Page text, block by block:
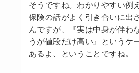
そうですね。わかりやすい例
保険の話がよく引き合いに出
んですが、『実は中身が伴わ
うが値段だけ高い』というケ
あるよ、ということですね。